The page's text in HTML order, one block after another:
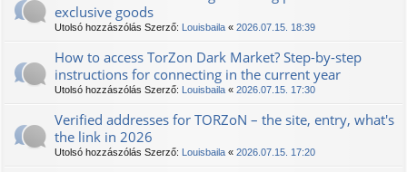
exclusive goods
Utolsó hozzászólás Szerző: Louisbaila « 2026.07.15. 18:39
How to access TorZon Dark Market? Step-by-step
instructions for connecting in the current year
Utolsó hozzászólás Szerző: Louisbaila « 2026.07.15. 17:30
Verified addresses for TORZoN – the site, entry, what's
the link in 2026
Utolsó hozzászólás Szerző: Louisbaila « 2026.07.15. 17:20